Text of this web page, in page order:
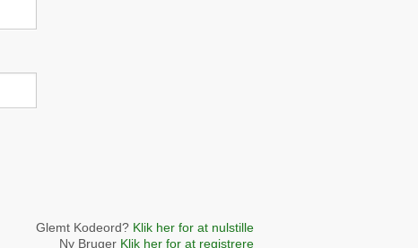
Glemt Kodeord? Klik her for at nulstille
Ny Bruger Klik her for at registrere